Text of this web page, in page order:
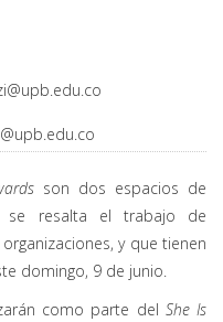
son dos espacios de
se resalta el trabajo de
y que tienen
domingo, 9 de junio.
como parte del She Is